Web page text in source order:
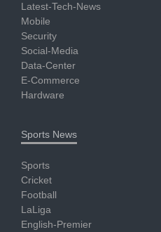
Latest-Tech-News
Mobile
Security
Social-Media
Data-Center
E-Commerce
Hardware
Sports News
Sports
Cricket
Football
LaLiga
English-Premier